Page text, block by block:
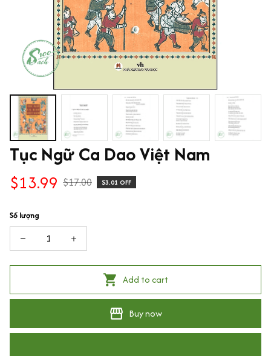
Tục Ngữ Ca Dao Việt Nam
$13.99 $17.00 $3.01 OFF
Số lượng
Add to cart
Buy now